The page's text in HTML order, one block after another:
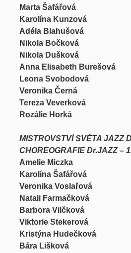
Marta Šafářová
Karolína Kunzová
Adéla Blahušová
Nikola Bočková
Nikola Dušková
Anna Elisabeth Burešová
Leona Svobodová
Veronika Černá
Tereza Veverková
Rozálie Horká
MISTROVSTVÍ SVĚTA JAZZ
CHOREOGRAFIE Dr.JAZZ –
Amelie Miczka
Karolína Šafářová
Veronika Voslařová
Natali Farmačková
Barbora Vilčková
Viktorie Stekerová
Kristýna Hudečková
Bára Lišková